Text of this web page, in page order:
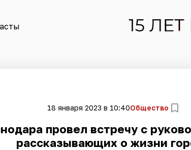
18 января 2023 в 10:40Общество
провел встречу с
рассказывающих о жизни